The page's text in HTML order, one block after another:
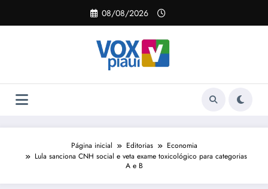
o
08/08/2026
Página inicial Editorias
Economia
Lula sanciona CNH social e veta exame toxicológico para categorias
A e B